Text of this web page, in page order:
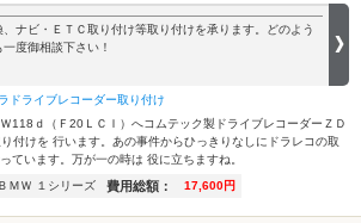
、ナビ・ＥＴＣ取り付け等取り付けを承ります。どのよう
度御相談下さい！
ドライブレコーダー取り付け
118ｄ（Ｆ20ＬＣＩ）へコムテック製ドライブレコーダーＺＤ
り付けを 行います。あの事件からひっきりなしにドラレコの取
ています。万が一の時は 役に立ちますね。
ＢＭＷ １シリーズ 費用総額： 17,600円